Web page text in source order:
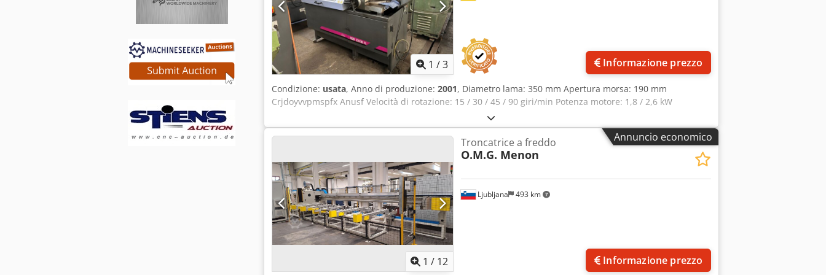
1 /3 Informazione prezzo
Condizione: usata, Anno di produzione: 2001, Diametro lama: 350 mm Apertura morsa: 190 mm
Crjdoyvvpmspfx Anusf Velocità di rotazione: 15 / 30 / 45 / 90 giri/min Potenza motore: 1,8 / 2,6 kW
Annuncio economico
1 / 12
Ljubljana 493 km
Troncatrice a freddo
O.M.G. Menon
Informazione prezzo